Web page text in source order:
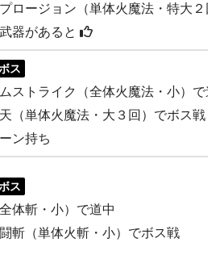
ロージョン（単体火魔法・特大２
器があると
ス
ストライク（全体火魔法・小）で
（単体火魔法・大３回）でボス戦
ン持ち
ス
体斬・小）で道中
斬（単体火斬・小）でボス戦